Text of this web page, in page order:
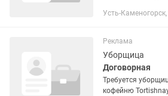
Усть-
Реклама
Уборщица
Договорная
Требуется уборщица: В
кофейню